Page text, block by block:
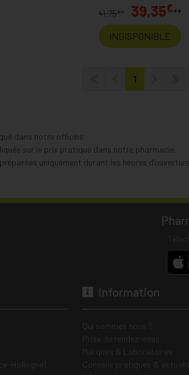
41,75€* 39,35€**
INDISPONIBLE
1
dans notre officine.
sur le prix pratiqué dans notre pharmacie.
uniquement durant les heures
Information